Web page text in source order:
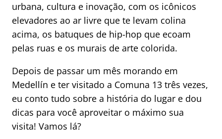
urbana, cultura e inovação, com os icônicos
elevadores ao ar livre que te levam colina
acima, os batuques de hip-hop que ecoam
pelas ruas e os murais de arte colorida.
Depois de passar um mês morando em
Medellín e ter visitado a Comuna 13 três vezes,
eu conto tudo sobre a história do lugar e dou
dicas para você aproveitar o máximo sua
visita! Vamos lá?